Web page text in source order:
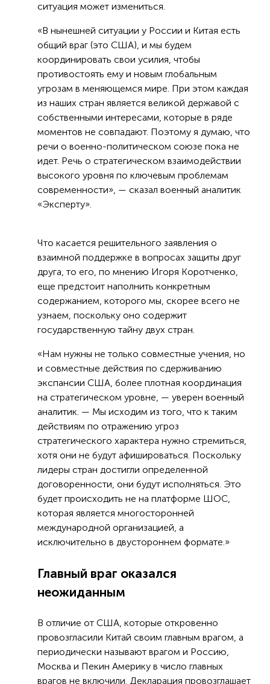
ситуация может измениться.
«В нынешней ситуации у России и Китая есть
общий враг (это США), и мы будем
координировать свои усилия, чтобы
противостоять ему и новым глобальным
угрозам в меняющемся мире. При этом каждая
из наших стран является великой державой с
собственными интересами, которые в ряде
моментов не совпадают. Поэтому я думаю, что
речи о военно-политическом союзе пока не
идет. Речь о стратегическом взаимодействии
высокого уровня по ключевым проблемам
современности», — сказал военный аналитик
«Эксперту».
Что касается решительного заявления о
взаимной поддержке в вопросах защиты друг
друга, то его, по мнению Игоря Коротченко,
еще предстоит наполнить конкретным
содержанием, которого мы, скорее всего не
узнаем, поскольку оно содержит
государственную тайну двух стран.
«Нам нужны не только совместные учения, но
и совместные действия по сдерживанию
экспансии США, более плотная координация
на стратегическом уровне, — уверен военный
аналитик. — Мы исходим из того, что к таким
действиям по отражению угроз
стратегического характера нужно стремиться,
хотя они не будут афишироваться. Поскольку
лидеры стран достигли определенной
договоренности, они будут исполняться. Это
будет происходить не на платформе ШОС,
которая является многосторонней
международной организацией, а
исключительно в двустороннем формате.»
Главный враг оказался
неожиданным
В отличие от США, которые откровенно
провозгласили Китай своим главным врагом, а
периодически называют врагом и Россию,
Москва и Пекин Америку в число главных
врагов не включили. Декларация провозглашает